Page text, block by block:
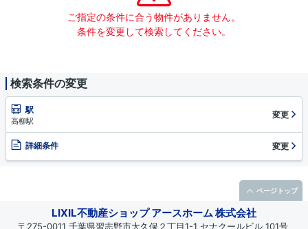
ご指定の条件に合う物件がありません。
条件を変更して検索してください。
検索条件の変更
駅
高柳駅
変更
詳細条件 変更
LIXIL不動産ショップ アースホーム 株式会社
〒275-0011 千葉県習志野市大久保２丁目1-1 セナクールビル 101号
ページトップ